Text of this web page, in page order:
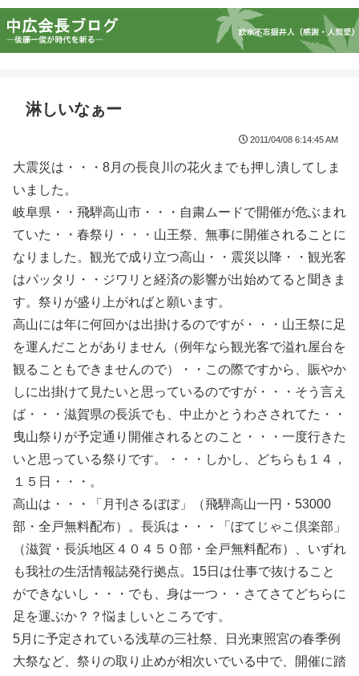
淋しいなぁー
2011/04/08 6:14:45 AM
大震災は・・・8月の長良川の花火までも押し潰してしま
いました。
岐阜県・・飛騨高山市・・・自粛ムードで開催が危ぶまれ
ていた・・春祭り・・・山王祭、無事に開催されることに
なりました。観光で成り立つ高山・・震災以降・・観光客
はパッタリ・・ジワリと経済の影響が出始めてると聞きま
す。祭りが盛り上がればと願います。
高山には年に何回かは出掛けるのですが・・・山王祭に足
を運んだことがありません（例年なら観光客で溢れ屋台を
観ることもできませんので）・・この際ですから、賑やか
しに出掛けて見たいと思っているのですが・・・そう言え
ば・・・滋賀県の長浜でも、中止かとうわさされてた・・
曳山祭りが予定通り開催されるとのこと・・・一度行きた
いと思っている祭りです。・・・しかし、どちらも１４，
１５日・・・。
高山は・・・「月刊さるぼぼ」（飛騨高山一円・53000
部・全戸無料配布）。長浜は・・・「ぼてじゃこ倶楽部」
（滋賀・長浜地区４０４５０部・全戸無料配布）、いずれ
も我社の生活情報誌発行拠点。15日は仕事で抜けること
ができないし・・・でも、身は一つ・・さてさてどちらに
足を運ぶか？？悩ましいところです。
5月に予定されている浅草の三社祭、日光東照宮の春季例
大祭など、祭りの取り止めが相次いでいる中で、開催に踏